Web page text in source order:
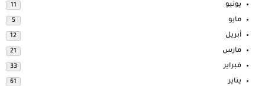
يونيو 11
مايو 5
أبريل 12
مارس 21
فبراير 33
يناير 61